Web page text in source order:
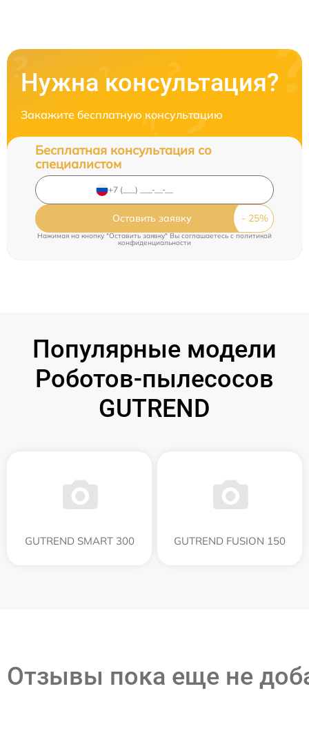
Нужна консультация?
Закажите бесплатную консультацию
Бесплатная консультация со
специалистом
Оставить заявку
Нажимая на кнопку "Оставить заявку" Вы соглашаетесь cполитикой
конфиденциальности
Популярные модели
Роботов-пылесосов
GUTREND
GUTREND SMART 300 GUTREND FUSION 150
Отзывы пока еще не